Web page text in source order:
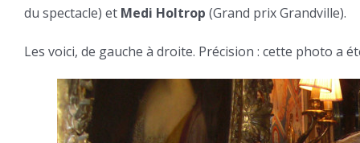
du spectacle) et Medi Holtrop (Grand prix Grandville).
Les voici, de gauche à droite. Précision : cette photo a